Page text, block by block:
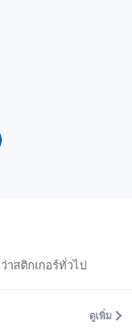
สติกเกอร์ทั่วไป
ดูเพิ่ม